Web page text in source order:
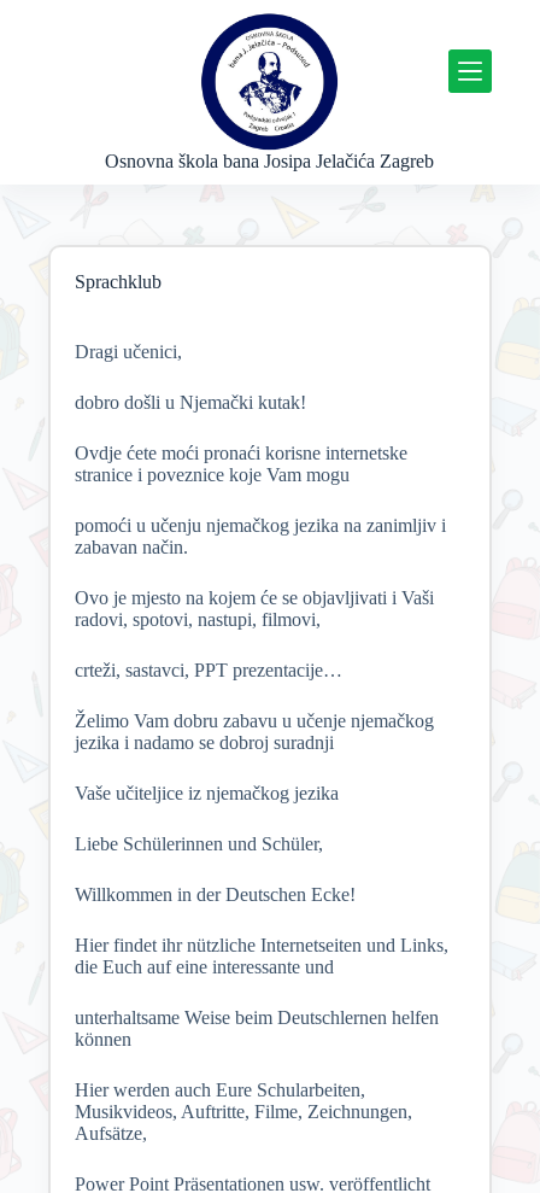
Osnovna škola bana Josipa Jelačića Zagreb
Sprachklub
Dragi učenici,
dobro došli u Njemački kutak!
Ovdje ćete moći pronaći korisne internetske
stranice i poveznice koje Vam mogu
pomoći u učenju njemačkog jezika na zanimljiv i
zabavan način.
Ovo je mjesto na kojem će se objavljivati i Vaši
radovi, spotovi, nastupi, filmovi,
crteži, sastavci, PPT prezentacije…
Želimo Vam dobru zabavu u učenje njemačkog
jezika i nadamo se dobroj suradnji
Vaše učiteljice iz njemačkog jezika
Liebe Schülerinnen und Schüler,
Willkommen in der Deutschen Ecke!
Hier findet ihr nützliche Internetseiten und Links,
die Euch auf eine interessante und
unterhaltsame Weise beim Deutschlernen helfen
können
Hier werden auch Eure Schularbeiten,
Musikvideos, Auftritte, Filme, Zeichnungen,
Aufsätze,
Power Point Präsentationen usw. veröffentlicht